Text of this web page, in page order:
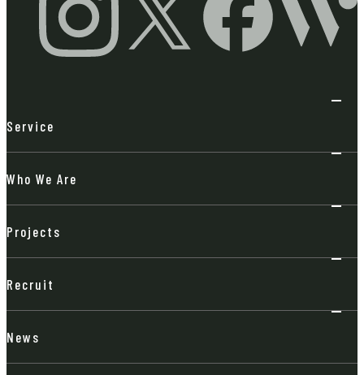
Service
Who We Are
Projects
Recruit
News